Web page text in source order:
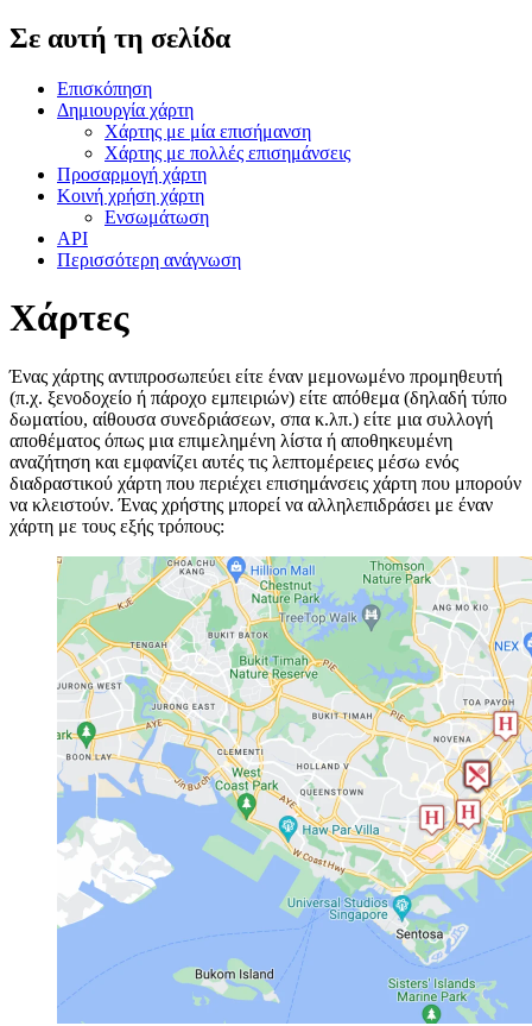
Σε αυτή τη σελίδα
Επισκόπηση
Δημιουργία χάρτη
Χάρτης με μία επισήμανση
Χάρτης με πολλές επισημάνσεις
Προσαρμογή χάρτη
Κοινή χρήση χάρτη
Ενσωμάτωση
API
Περισσότερη ανάγνωση
Χάρτες
Ένας χάρτης αντιπροσωπεύει είτε έναν μεμονωμένο προμηθευτή
(π.χ. ξενοδοχείο ή πάροχο εμπειριών) είτε απόθεμα (δηλαδή τύπο
δωματίου, αίθουσα συνεδριάσεων, σπα κ.λπ.) είτε μια συλλογή
αποθέματος όπως μια επιμελημένη λίστα ή αποθηκευμένη
αναζήτηση και εμφανίζει αυτές τις λεπτομέρειες μέσω ενός
διαδραστικού χάρτη που περιέχει επισημάνσεις χάρτη που μπορούν
να κλειστούν. Ένας χρήστης μπορεί να αλληλεπιδράσει με έναν
χάρτη με τους εξής τρόπους: